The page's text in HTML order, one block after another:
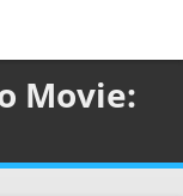
Movie: